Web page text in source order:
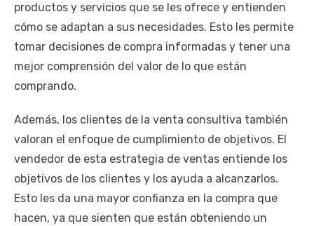
productos y servicios que se les ofrece y entienden
cómo se adaptan a sus necesidades. Esto les permite
tomar decisiones de compra informadas y tener una
mejor comprensión del valor de lo que están
comprando.
Además, los clientes de la venta consultiva también
valoran el enfoque de cumplimiento de objetivos. El
vendedor de esta estrategia de ventas entiende los
objetivos de los clientes y los ayuda a alcanzarlos.
Esto les da una mayor confianza en la compra que
hacen, ya que sienten que están obteniendo un